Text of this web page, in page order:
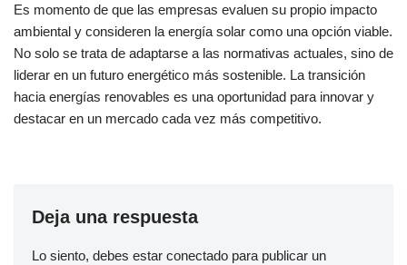
Es momento de que las empresas evaluen su propio impacto
ambiental y consideren la energía solar como una opción viable.
No solo se trata de adaptarse a las normativas actuales, sino de
liderar en un futuro energético más sostenible. La transición
hacia energías renovables es una oportunidad para innovar y
destacar en un mercado cada vez más competitivo.
Deja una respuesta
Lo siento, debes estar conectado para publicar un